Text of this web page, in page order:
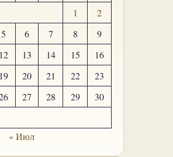
1
2
5 6 7 8
9
12 13 14 15
16
19 20 21 22
23
27 28 29
30
« Июл